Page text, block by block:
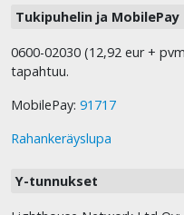
Tukipuhelin ja MobilePay
0600-02030 (12,92 eur +
tapahtuu.
MobilePay: 91717
Rahankeräyslupa
Y-tunnukset